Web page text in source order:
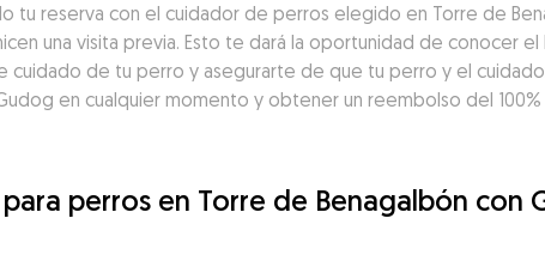
tu reserva con el cuidador de perros elegido en Torre de
una visita previa. Esto te dará la oportunidad de conocer
de tu perro y asegurarte de que tu perro y el
en cualquier momento y obtener un reembolso del
perros en Torre de Benagalbón con